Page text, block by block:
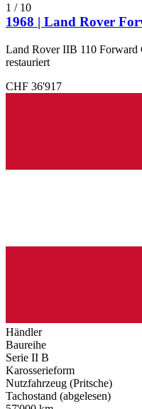
1 / 10
1968 | Land Rover
Land Rover IIB 110 Forward
restauriert
CHF 36'917
Händler
Baureihe
Serie II B
Karosserieform
Nutzfahrzeug (Pritsche)
Tachostand (abgelesen)